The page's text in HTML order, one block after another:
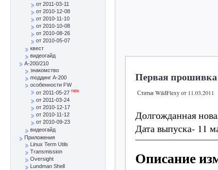
Первая прошивка
Статья WildFlexy от 11.03.2011
Долгожданная
Дата выпуска- 11
Описание
от 2011-03-11
от 2010-12-08
от 2010-11-10
от 2010-10-08
от 2010-08-26
от 2010-05-07
квест
видеогайд
A-200/210
знакомство
mоддинг A-200
особенности FW
от 2011-05-27 new
от 2011-03-24
от 2010-12-17
от 2010-11-12
от 2010-09-23
видеогайд
Приложения
Linux Term Utils
Transmission
Oversight
Lundman Shell